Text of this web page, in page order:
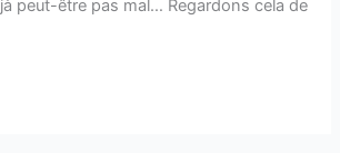
peut-être pas mal… Regardons cela de